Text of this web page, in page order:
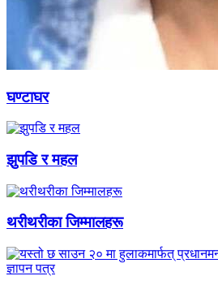
घण्टाघर
झुपडि र महल
थरीथरीका जिम्मालहरू